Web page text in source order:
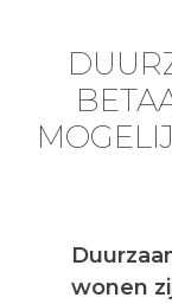
wonen